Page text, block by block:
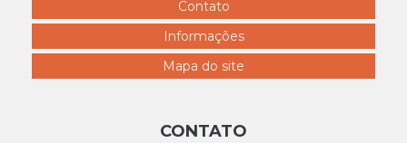
Contato
Informações
Mapa do site
CONTATO